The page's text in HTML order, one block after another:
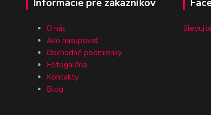
Informácie pre zákazníkov
O nás
Ako nakupovať
Obchodné podmienky
Fotogaléria
Kontakty
Blog